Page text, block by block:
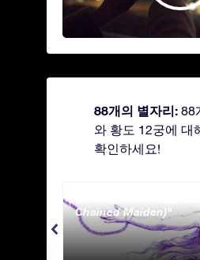
88개의 별자리: 88
와 황도 12궁에 대
확인하세요!
Andromeda - 사슬에
Chained Maiden)